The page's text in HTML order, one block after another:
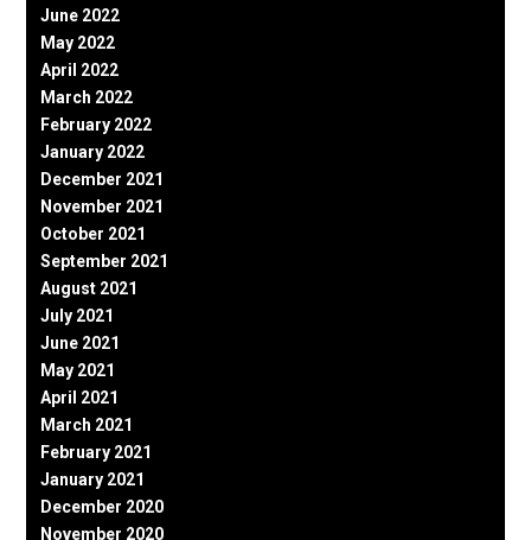
June 2022
May 2022
April 2022
March 2022
February 2022
January 2022
December 2021
November 2021
October 2021
September 2021
August 2021
July 2021
June 2021
May 2021
April 2021
March 2021
February 2021
January 2021
December 2020
November 2020